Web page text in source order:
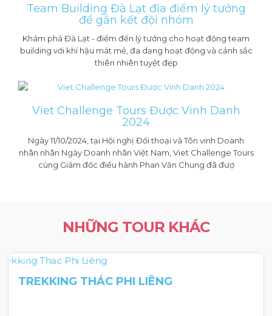
Team Building Đà Lạt địa điểm lý tưởng
để gắn kết đội nhóm
Khám phá Đà Lạt - điểm đến lý tưởng cho hoạt động team
building với khí hậu mát mẻ, đa dạng hoạt động và cảnh sắc
thiên nhiên tuyệt đẹp
Viet Challenge Tours Được Vinh Danh
2024
Ngày 11/10/2024, tại Hội nghị Đối thoại và Tôn vinh Doanh
nhân nhân Ngày Doanh nhân Việt Nam, Viet Challenge Tours
cùng Giám đốc điều hành Phan Văn Chung đã đượ
NHỮNG TOUR KHÁC
TREKKING THÁC PHI LIÊNG